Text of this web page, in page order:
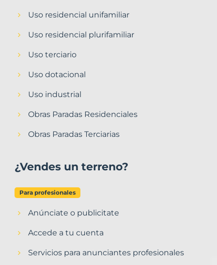
Uso residencial unifamiliar
Uso residencial plurifamiliar
Uso terciario
Uso dotacional
Uso industrial
Obras Paradas Residenciales
Obras Paradas Terciarias
¿Vendes un terreno?
Para profesionales
Anúnciate o publicitate
Accede a tu cuenta
Servicios para anunciantes profesionales